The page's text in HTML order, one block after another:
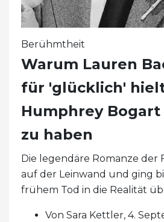
Berühmtheit
Warum Lauren
für 'glücklich'
Humphrey
zu haben
Die legendäre Romanze der
auf der Leinwand und ging
frühem Tod in die Realität
Von Sara Kettler, 4.